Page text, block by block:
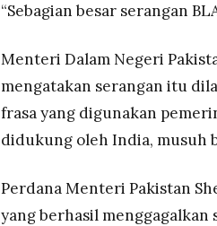
“Sebagian besar serangan
Menteri Dalam Negeri
mengatakan serangan itu
frasa yang digunakan
didukung oleh India, musuh
Perdana Menteri Pakistan
yang berhasil